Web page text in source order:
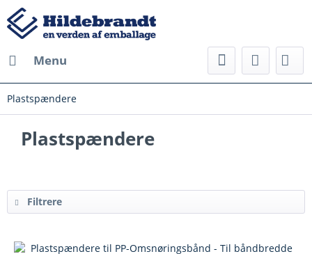
Menu
Plastspændere
Plastspændere
Filtrere